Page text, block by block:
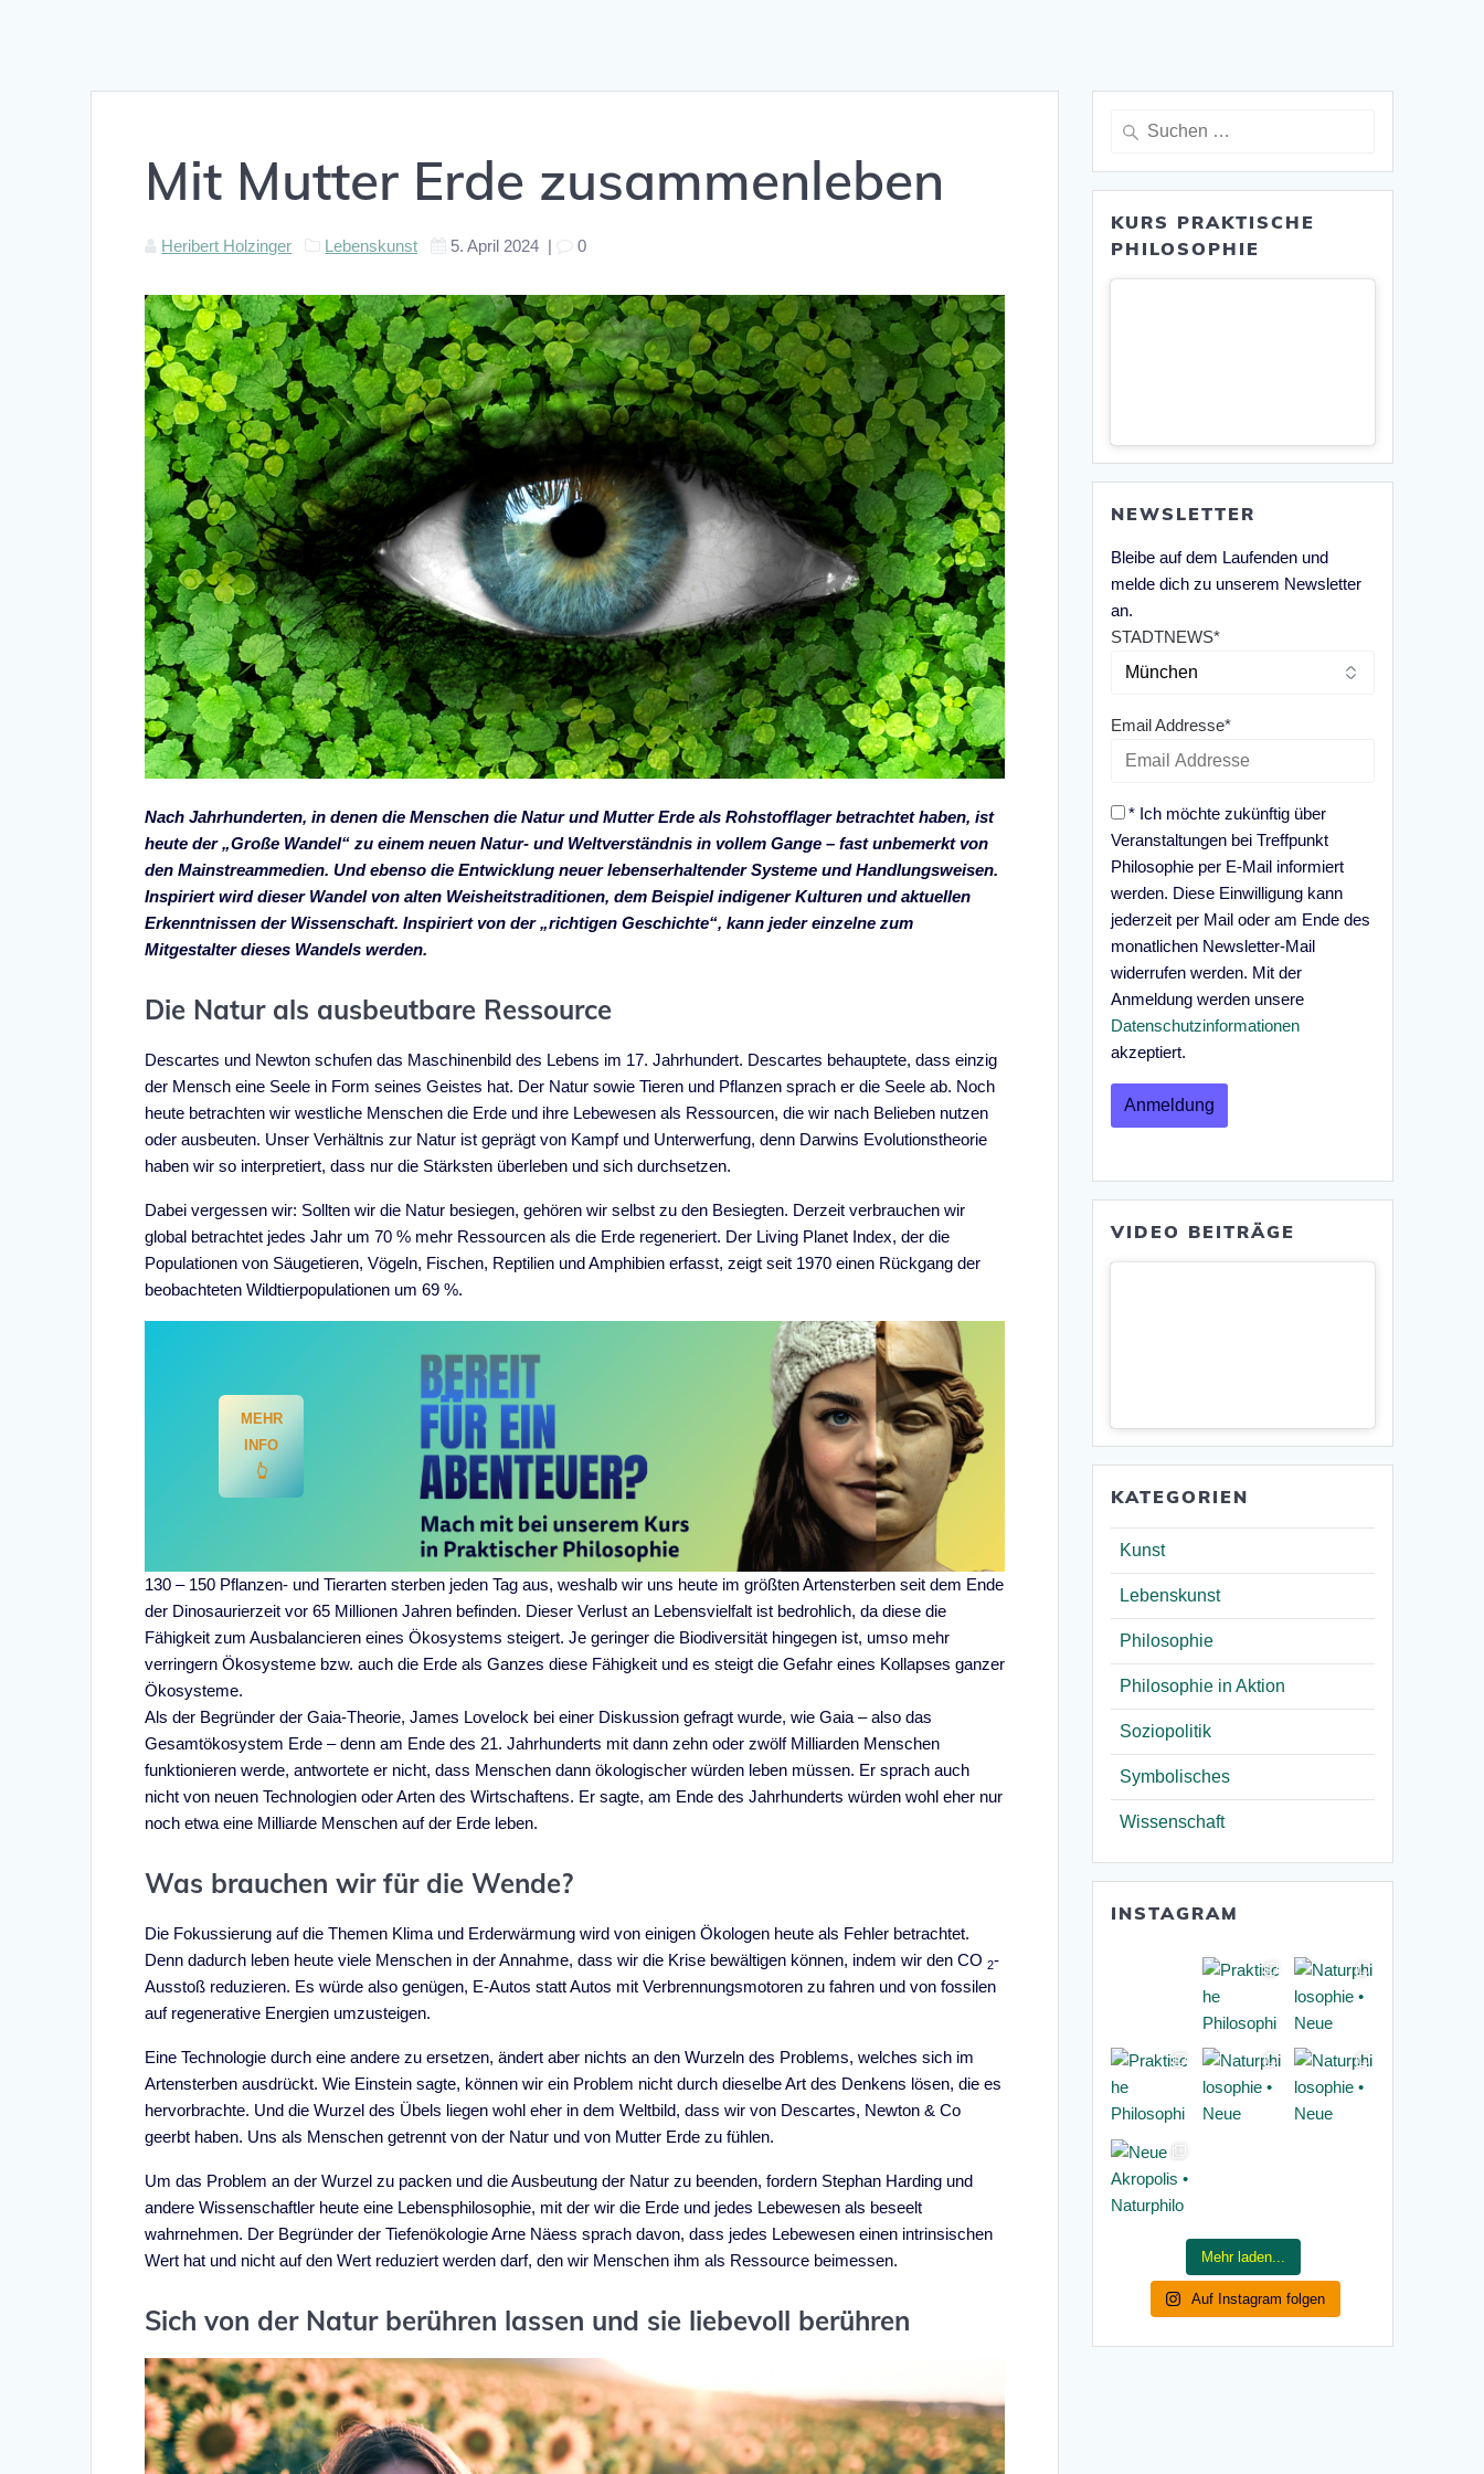
Mit Mutter Erde zusammenleben
Heribert Holzinger Lebenskunst 5. April 2024 | 0
Nach Jahrhunderten, in denen die Menschen die Natur und Mutter Erde als Rohstofflager betrachtet haben, ist
heute der „Große Wandel“ zu einem neuen Natur- und Weltverständnis in vollem Gange – fast unbemerkt von
den Mainstreammedien. Und ebenso die Entwicklung neuer lebenserhaltender Systeme und Handlungsweisen.
Inspiriert wird dieser Wandel von alten Weisheitstraditionen, dem Beispiel indigener Kulturen und aktuellen
Erkenntnissen der Wissenschaft. Inspiriert von der „richtigen Geschichte“, kann jeder einzelne zum
Mitgestalter dieses Wandels werden.
Die Natur als ausbeutbare Ressource
Descartes und Newton schufen das Maschinenbild des Lebens im 17. Jahrhundert. Descartes behauptete, dass einzig
der Mensch eine Seele in Form seines Geistes hat. Der Natur sowie Tieren und Pflanzen sprach er die Seele ab. Noch
heute betrachten wir westliche Menschen die Erde und ihre Lebewesen als Ressourcen, die wir nach Belieben nutzen
oder ausbeuten. Unser Verhältnis zur Natur ist geprägt von Kampf und Unterwerfung, denn Darwins Evolutionstheorie
haben wir so interpretiert, dass nur die Stärksten überleben und sich durchsetzen.
Dabei vergessen wir: Sollten wir die Natur besiegen, gehören wir selbst zu den Besiegten. Derzeit verbrauchen wir
global betrachtet jedes Jahr um 70 % mehr Ressourcen als die Erde regeneriert. Der Living Planet Index, der die
Populationen von Säugetieren, Vögeln, Fischen, Reptilien und Amphibien erfasst, zeigt seit 1970 einen Rückgang der
beobachteten Wildtierpopulationen um 69 %.
MEHR
INFO
👆
130 – 150 Pflanzen- und Tierarten sterben jeden Tag aus, weshalb wir uns heute im größten Artensterben seit dem Ende
der Dinosaurierzeit vor 65 Millionen Jahren befinden. Dieser Verlust an Lebensvielfalt ist bedrohlich, da diese die
Fähigkeit zum Ausbalancieren eines Ökosystems steigert. Je geringer die Biodiversität hingegen ist, umso mehr
verringern Ökosysteme bzw. auch die Erde als Ganzes diese Fähigkeit und es steigt die Gefahr eines Kollapses ganzer
Ökosysteme.
Als der Begründer der Gaia-Theorie, James Lovelock bei einer Diskussion gefragt wurde, wie Gaia – also das
Gesamtökosystem Erde – denn am Ende des 21. Jahrhunderts mit dann zehn oder zwölf Milliarden Menschen
funktionieren werde, antwortete er nicht, dass Menschen dann ökologischer würden leben müssen. Er sprach auch
nicht von neuen Technologien oder Arten des Wirtschaftens. Er sagte, am Ende des Jahrhunderts würden wohl eher nur
noch etwa eine Milliarde Menschen auf der Erde leben.
Was brauchen wir für die Wende?
Die Fokussierung auf die Themen Klima und Erderwärmung wird von einigen Ökologen heute als Fehler betrachtet.
Denn dadurch leben heute viele Menschen in der Annahme, dass wir die Krise bewältigen können, indem wir den CO 2-
Ausstoß reduzieren. Es würde also genügen, E-Autos statt Autos mit Verbrennungsmotoren zu fahren und von fossilen
auf regenerative Energien umzusteigen.
Eine Technologie durch eine andere zu ersetzen, ändert aber nichts an den Wurzeln des Problems, welches sich im
Artensterben ausdrückt. Wie Einstein sagte, können wir ein Problem nicht durch dieselbe Art des Denkens lösen, die es
hervorbrachte. Und die Wurzel des Übels liegen wohl eher in dem Weltbild, dass wir von Descartes, Newton & Co
geerbt haben. Uns als Menschen getrennt von der Natur und von Mutter Erde zu fühlen.
Um das Problem an der Wurzel zu packen und die Ausbeutung der Natur zu beenden, fordern Stephan Harding und
andere Wissenschaftler heute eine Lebensphilosophie, mit der wir die Erde und jedes Lebewesen als beseelt
wahrnehmen. Der Begründer der Tiefenökologie Arne Näess sprach davon, dass jedes Lebewesen einen intrinsischen
Wert hat und nicht auf den Wert reduziert werden darf, den wir Menschen ihm als Ressource beimessen.
Sich von der Natur berühren lassen und sie liebevoll berühren
Suche
KURS PRAKTISCHE
PHILOSOPHIE
NEWSLETTER
Bleibe auf dem Laufenden und
melde dich zu unserem Newsletter
an.
STADTNEWS*
Email Addresse*
* Ich möchte zukünftig über
Veranstaltungen bei Treffpunkt
Philosophie per E-Mail informiert
werden. Diese Einwilligung kann
jederzeit per Mail oder am Ende des
monatlichen Newsletter-Mail
widerrufen werden. Mit der
Anmeldung werden unsere
Datenschutzinformationen
akzeptiert.
VIDEO BEITRÄGE
KATEGORIEN
Kunst
Lebenskunst
Philosophie
Philosophie in Aktion
Soziopolitik
Symbolisches
Wissenschaft
INSTAGRAM
Mehr laden...
Auf Instagram folgen